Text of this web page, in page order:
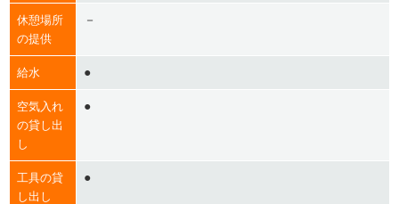
休憩場所
の提供
－
給水 ●
空気入れ
の貸し出
し
●
工具の貸
し出し
●